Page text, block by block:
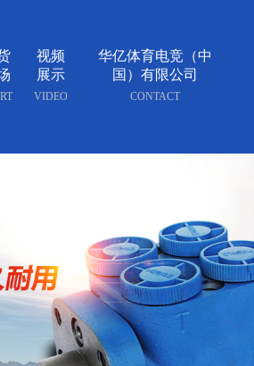
视频
展示
VIDEO
华亿体育电竞（中
国）有限公司
CONTACT